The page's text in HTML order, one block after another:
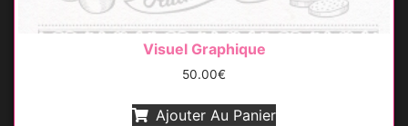
Visuel Graphique
50.00€
Ajouter Au Panier